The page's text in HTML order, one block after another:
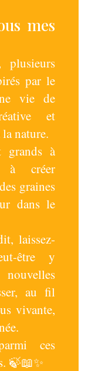
mes
plusieurs
par le
vie de
et
nature.
grands à
à créer
graines
dans le
laissez-
être y
au fil
vivante,
ces
🍃📖✨